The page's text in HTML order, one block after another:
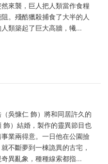
來襲，巨人把人類當作食糧
。殘酷獵殺捕食了大半的人
類築起了巨大高牆，犧...
吳慷仁 飾）將和同居許久的
飾）結婚，製作的靈異節目也
業兩得意。一日他在公園撿
不斷夢到一棟詭異的古宅，
異亂象，種種線索都指...